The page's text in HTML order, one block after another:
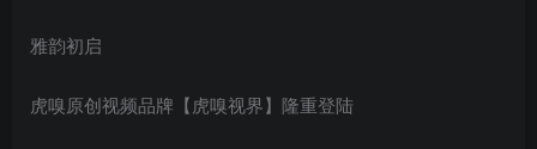
雅韵初启
虎嗅原创视频品牌【虎嗅视界】隆重登陆